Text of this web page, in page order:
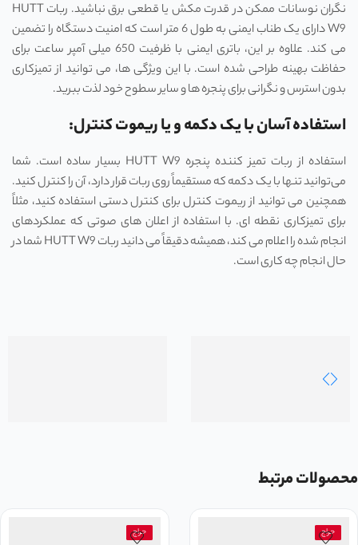
نگران نوسانات ممکن در قدرت مکش یا قطعی برق نباشید. ربات HUTT
W9 دارای یک طناب ایمنی به طول 6 متر است که امنیت دستگاه را تضمین
می‌ کند. علاوه بر این، باتری ایمنی با ظرفیت 650 میلی ‌آمپر ساعت برای
حفاظت بهینه طراحی شده است. با این ویژگی‌ ها، می‌ توانید از تمیزکاری
بدون استرس و نگرانی برای پنجره‌ ها و سایر سطوح خود لذت ببرید.
استفاده آسان با یک دکمه و یا ریموت کنترل:
استفاده از ربات تمیز کننده پنجره HUTT W9 بسیار ساده است. شما
می‌توانید تنها با یک دکمه که مستقیماً روی ربات قرار دارد، آن را کنترل کنید.
همچنین می ‌توانید از ریموت کنترل برای کنترل دستی استفاده کنید، مثلاً
برای تمیزکاری نقطه ‌ای. با استفاده از اعلان‌ های صوتی که عملکردهای
انجام شده را اعلام می‌ کند، همیشه دقیقاً می ‌دانید ربات HUTT W9 شما در
حال انجام چه کاری است.
محصولات مرتبط
حراج حراج